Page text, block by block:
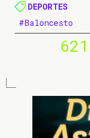
DEPORTES
#Baloncesto